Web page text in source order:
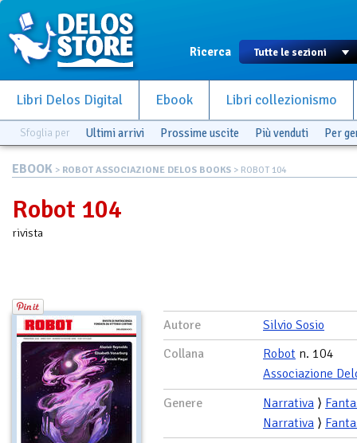
Ricerca
Libri Delos Digital Ebook Libri collezionismo
Sfoglia per Ultimi arrivi Prossime uscite Più venduti Per
EBOOK > ROBOT ASSOCIAZIONE DELOS BOOKS > ROBOT 104
Robot 104
rivista
Autore
Silvio Sosio
Collana
Robot n. 104
Associazione
Genere
Narrativa ⟩
Narrativa ⟩